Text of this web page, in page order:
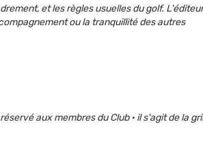
et les règles usuelles du golf.
ou la tranquillité des autres
aux membres du Club · il s'agit de la